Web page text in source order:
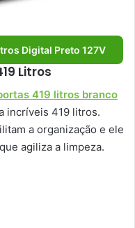
Digital Preto 127V
Litros
419 litros branco
incríveis 419 litros.
a organização e ele
agiliza a limpeza.